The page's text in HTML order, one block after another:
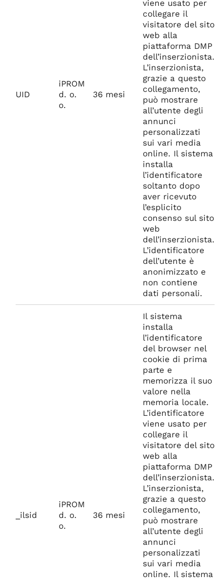
UID
iPROM
d. o.
o.
36 mesi
viene usato per
collegare il
visitatore del sito
web alla
piattaforma DMP
dell’inserzionista.
L’inserzionista,
grazie a questo
collegamento,
può mostrare
all’utente degli
annunci
personalizzati
sui vari media
online. Il sistema
installa
l’identificatore
soltanto dopo
aver ricevuto
l’esplicito
consenso sul sito
web
dell’inserzionista.
L’identificatore
dell’utente è
anonimizzato e
non contiene
dati personali.
_ilsid
iPROM
d. o.
o.
36 mesi
Il sistema
installa
l’identificatore
del browser nel
cookie di prima
parte e
memorizza il suo
valore nella
memoria locale.
L’identificatore
viene usato per
collegare il
visitatore del sito
web alla
piattaforma DMP
dell’inserzionista.
L’inserzionista,
grazie a questo
collegamento,
può mostrare
all’utente degli
annunci
personalizzati
sui vari media
online. Il sistema